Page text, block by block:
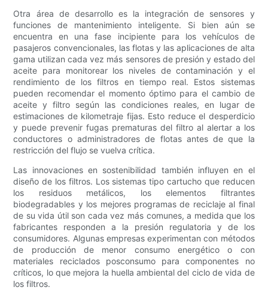
Otra área de desarrollo es la integración de sensores y
funciones de mantenimiento inteligente. Si bien aún se
encuentra en una fase incipiente para los vehículos de
pasajeros convencionales, las flotas y las aplicaciones de alta
gama utilizan cada vez más sensores de presión y estado del
aceite para monitorear los niveles de contaminación y el
rendimiento de los filtros en tiempo real. Estos sistemas
pueden recomendar el momento óptimo para el cambio de
aceite y filtro según las condiciones reales, en lugar de
estimaciones de kilometraje fijas. Esto reduce el desperdicio
y puede prevenir fugas prematuras del filtro al alertar a los
conductores o administradores de flotas antes de que la
restricción del flujo se vuelva crítica.
Las innovaciones en sostenibilidad también influyen en el
diseño de los filtros. Los sistemas tipo cartucho que reducen
los residuos metálicos, los elementos filtrantes
biodegradables y los mejores programas de reciclaje al final
de su vida útil son cada vez más comunes, a medida que los
fabricantes responden a la presión regulatoria y de los
consumidores. Algunas empresas experimentan con métodos
de producción de menor consumo energético o con
materiales reciclados posconsumo para componentes no
críticos, lo que mejora la huella ambiental del ciclo de vida de
los filtros.